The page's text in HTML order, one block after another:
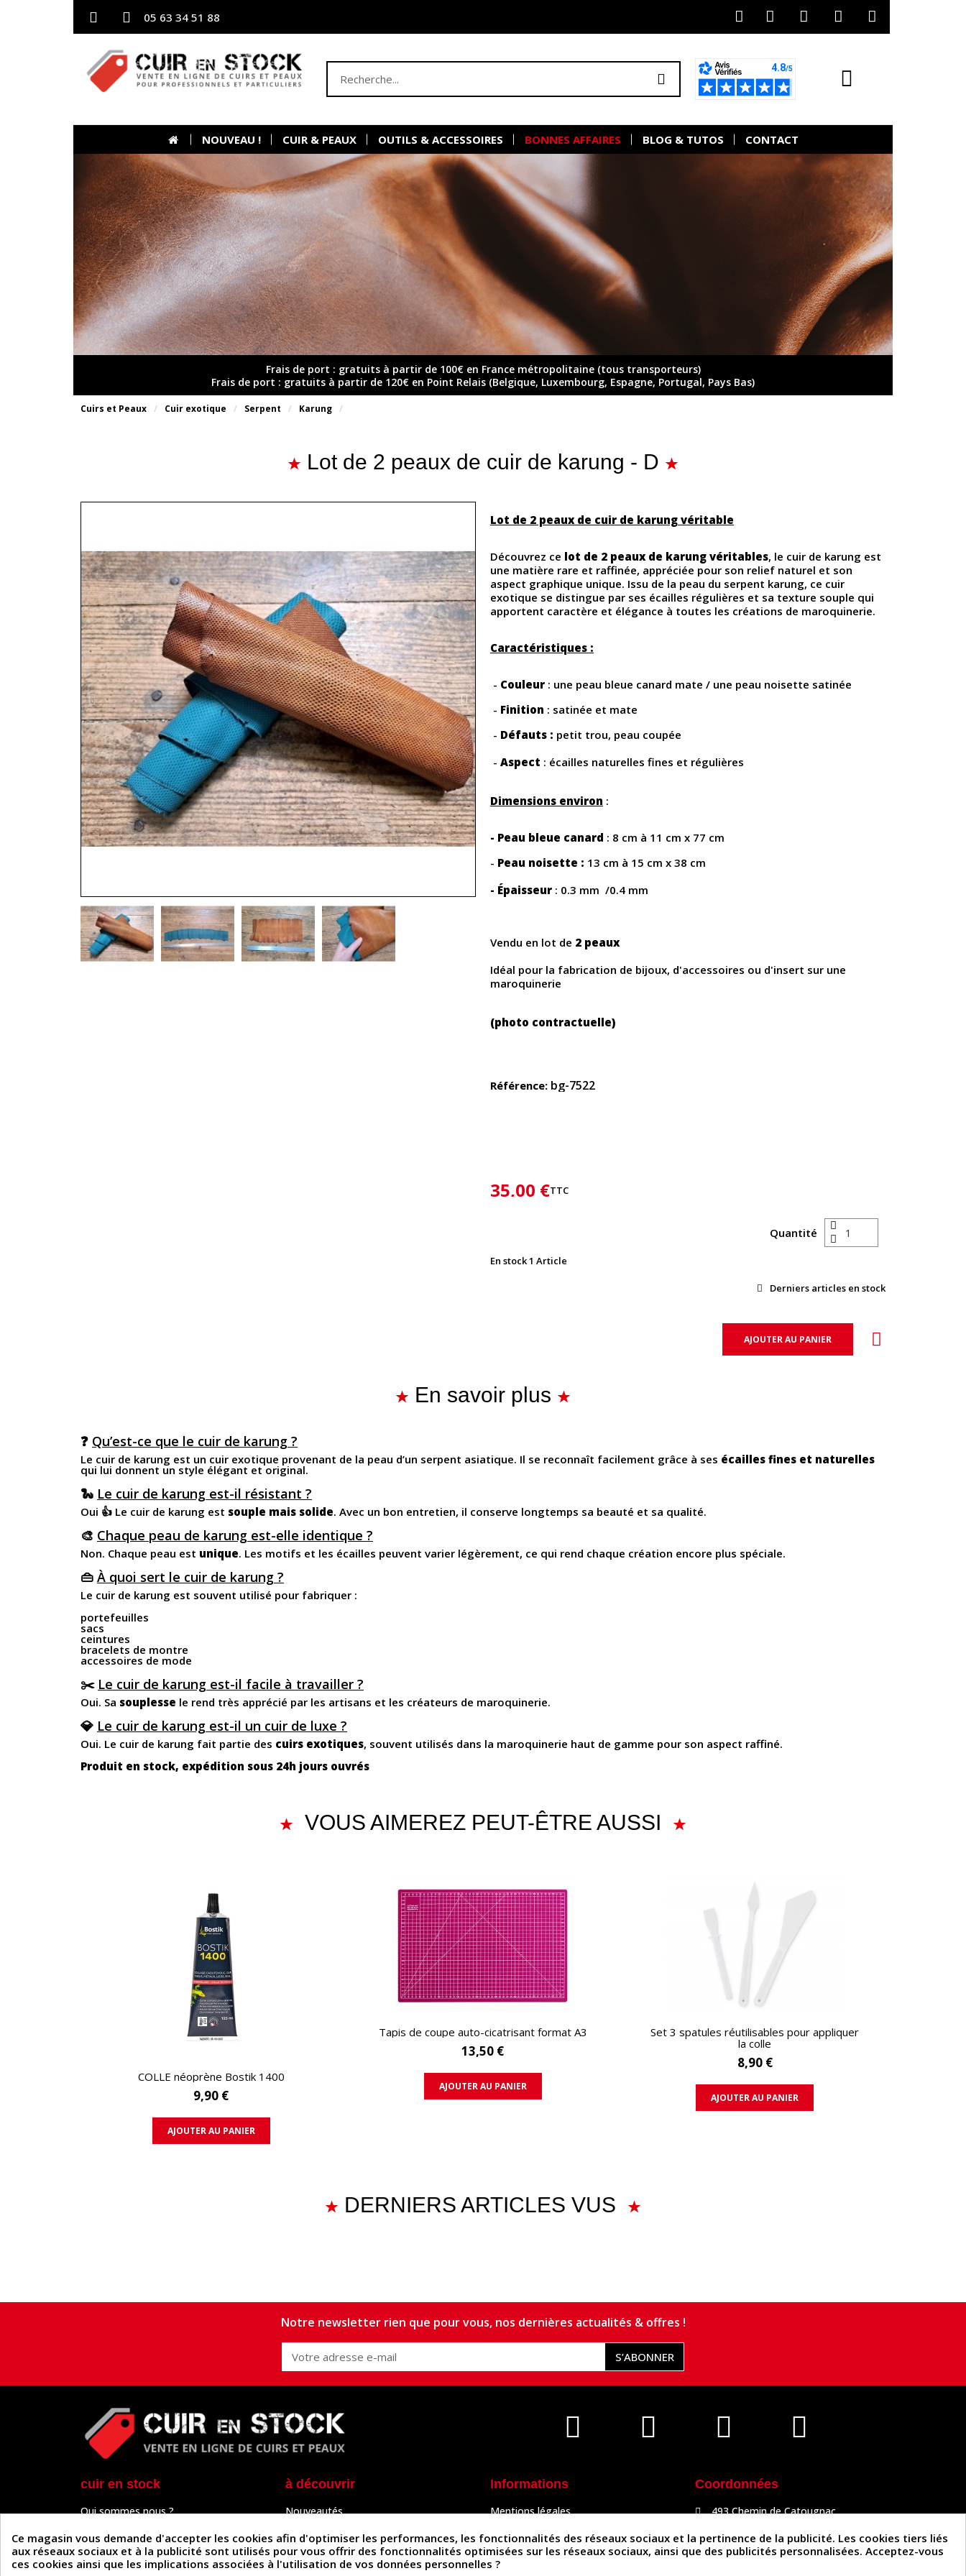
05 63 34 51 88
NOUVEAU ! CUIR & PEAUX OUTILS & ACCESSOIRES BONNES AFFAIRES BLOG & TUTOS CONTACT
Frais de port : gratuits à partir de 100€ en France métropolitaine (tous transporteurs)
Frais de port : gratuits à partir de 120€ en Point Relais (Belgique, Luxembourg, Espagne, Portugal, Pays Bas)
Cuirs et Peaux Cuir exotique Serpent Karung
Lot de 2 peaux de cuir de karung - D
Lot de 2 peaux de cuir de karung véritable
Découvrez ce lot de 2 peaux de karung véritables, le cuir de karung est
une matière rare et raffinée, appréciée pour son relief naturel et son
aspect graphique unique. Issu de la peau du serpent karung, ce cuir
exotique se distingue par ses écailles régulières et sa texture souple qui
apportent caractère et élégance à toutes les créations de maroquinerie.
Caractéristiques :
- Couleur : une peau bleue canard mate / une peau noisette satinée
- Finition : satinée et mate
- Défauts : petit trou, peau coupée
- Aspect : écailles naturelles fines et régulières
Dimensions environ :
- Peau bleue canard : 8 cm à 11 cm x 77 cm
- Peau noisette : 13 cm à 15 cm x 38 cm
- Épaisseur : 0.3 mm /0.4 mm
Vendu en lot de 2 peaux
Idéal pour la fabrication de bijoux, d'accessoires ou d'insert sur une
maroquinerie
(photo contractuelle)
Référence bg-7522
35,00 €TTC
Quantité
En stock1 Article
Derniers articles en stock
AJOUTER AU PANIER
En savoir plus
❓ Qu’est-ce que le cuir de karung ?
Le cuir de karung est un cuir exotique provenant de la peau d’un serpent asiatique. Il se reconnaît facilement grâce à ses écailles fines et naturelles
qui lui donnent un style élégant et original.
🐍 Le cuir de karung est-il résistant ?
Oui 👍 Le cuir de karung est souple mais solide. Avec un bon entretien, il conserve longtemps sa beauté et sa qualité.
🎨 Chaque peau de karung est-elle identique ?
Non. Chaque peau est unique. Les motifs et les écailles peuvent varier légèrement, ce qui rend chaque création encore plus spéciale.
👜 À quoi sert le cuir de karung ?
Le cuir de karung est souvent utilisé pour fabriquer :
portefeuilles
sacs
ceintures
bracelets de montre
accessoires de mode
✂️ Le cuir de karung est-il facile à travailler ?
Oui. Sa souplesse le rend très apprécié par les artisans et les créateurs de maroquinerie.
💎 Le cuir de karung est-il un cuir de luxe ?
Oui. Le cuir de karung fait partie des cuirs exotiques, souvent utilisés dans la maroquinerie haut de gamme pour son aspect raffiné.
Produit en stock, expédition sous 24h jours ouvrés
VOUS AIMEREZ PEUT-ÊTRE AUSSI
APERÇU RAPIDE
COLLE néoprène Bostik 1400
9,90 €
AJOUTER AU PANIER
APERÇU RAPIDE
Tapis de coupe auto-cicatrisant format A3
13,50 €
AJOUTER AU PANIER
APERÇU RAPIDE
Set 3 spatules réutilisables pour appliquer
la colle
8,90 €
AJOUTER AU PANIER
DERNIERS ARTICLES VUS
Notre newsletter rien que pour vous, nos dernières actualités & offres !
S’ABONNER
cuir en stock
Qui sommes nous ?
Paiement sécurisé
Un problème de connexion ?
Frais de livraison
à découvrir
Nouveautés
Outils & Accessoires
Tutos
Actualités
Informations
Mentions légales
Politique de confidentialité
Politique des cookies
Contactez-nous
Coordonnées
493 Chemin de Catougnac
05 63 34 51 88
contact@cuirenstock.com
Ce magasin vous demande d'accepter les cookies afin d'optimiser les performances, les fonctionnalités des réseaux sociaux et la pertinence de la publicité. Les cookies tiers liés
aux réseaux sociaux et à la publicité sont utilisés pour vous offrir des fonctionnalités optimisées sur les réseaux sociaux, ainsi que des publicités personnalisées. Acceptez-vous
ces cookies ainsi que les implications associées à l'utilisation de vos données personnelles ?